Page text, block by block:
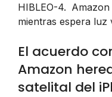
HIBLEO-4.
mientras espera luz
El acuerdo
Amazon
satelital del